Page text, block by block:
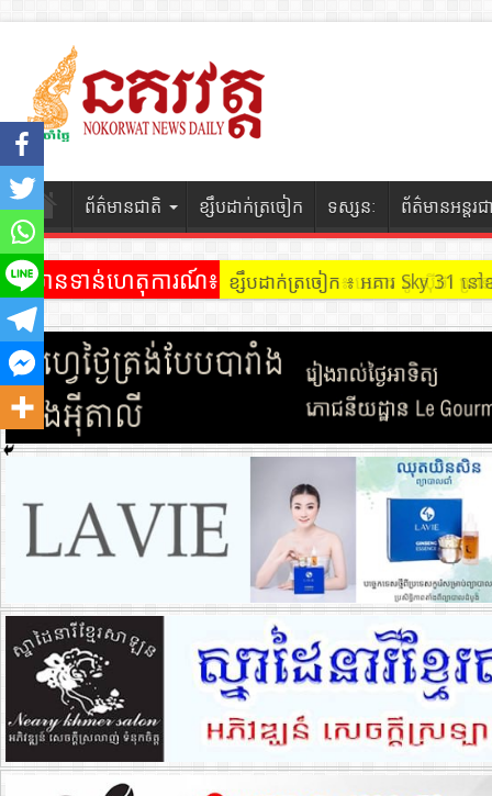
ព័ត៌មានជាតិ ខ្សឹបដាក់ត្រចៀក ទស្សនៈ ព័ត៌មានអន្តរជ
ព័ត៌មានទាន់ហេតុការណ៍៖ ខ្សឹបដាក់ត្រចៀក ៖ អគារ Sky 31